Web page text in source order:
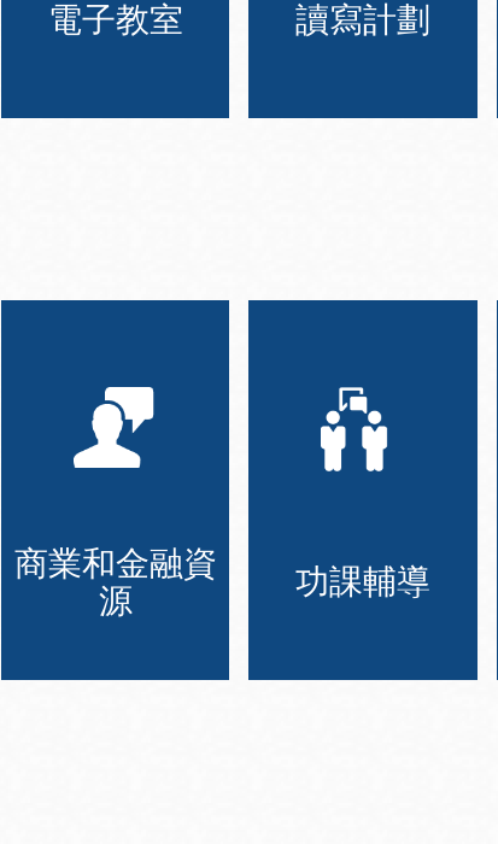
電子教室 讀寫計劃
商業和金融資
源
功課輔導